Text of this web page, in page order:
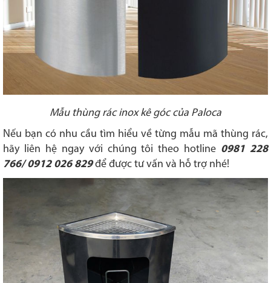
Mẫu thùng rác inox kê góc của Paloca
Nếu bạn có nhu cầu tìm hiểu về từng mẫu mã thùng rác,
hãy liên hệ ngay với chúng tôi theo hotline 0981 228
766/ 0912 026 829 để được tư vấn và hỗ trợ nhé!